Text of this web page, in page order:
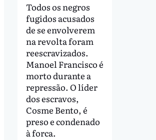
Todos os negros
fugidos acusados
de se envolverem
na revolta foram
reescravizados.
Manoel Francisco é
morto durante a
repressão. O líder
dos escravos,
Cosme Bento, é
preso e condenado
à forca.